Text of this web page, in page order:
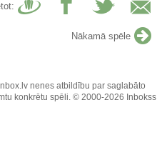
Nākamā spēle
nenes atbildību par saglabāto
konkrētu spēli. © 2000-2026 Inbokss